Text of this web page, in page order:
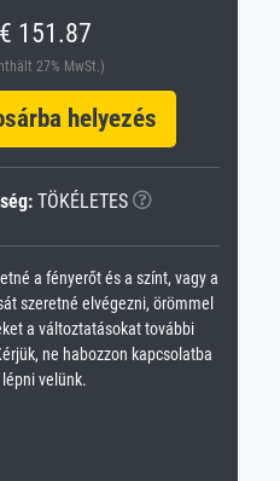
€ 151.87
27% MwSt.)
helyezés
TÖKÉLETES
a fényerőt és a színt, vagy a
szeretné elvégezni, örömmel
a változtatásokat további
ne habozzon kapcsolatba
lépni velünk.